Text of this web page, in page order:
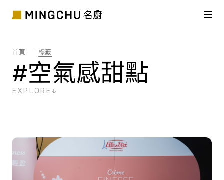
首頁 標籤
#空氣感甜點
EXPLORE
筆搜尋結果